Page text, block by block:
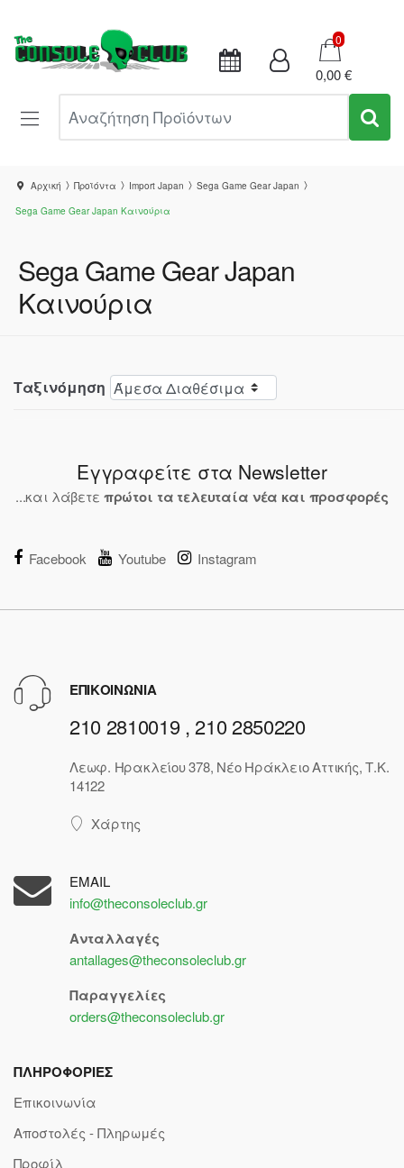
Καλάθι
0
0,00 €
Αρχική Προϊόντα Import Japan
Sega Game Gear Japan
Sega Game Gear Japan Καινούρια
Sega Game Gear Japan
Καινούρια
Ταξινόμηση
Εγγραφείτε στα Newsletter
...και λάβετε πρώτοι τα τελευταία νέα και προσφορές
Facebook Youtube Instagram
ΕΠΙΚΟΙΝΩΝΙΑ
210 2810019 , 210 2850220
Λεωφ. Ηρακλείου 378, Νέο Ηράκλειο Αττικής, Τ.Κ.
14122
Χάρτης
EMAIL
info@theconsoleclub.gr
Ανταλλαγές
antallages@theconsoleclub.gr
Παραγγελίες
orders@theconsoleclub.gr
ΠΛΗΡΟΦΟΡΙΕΣ
Επικοινωνία
Αποστολές - Πληρωμές
Προφίλ